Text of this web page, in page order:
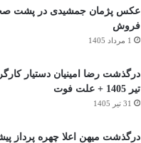
عکس پژمان جمشیدی در پشت
فروش
1 مرداد 1405
تیر 1405 + علت فوت
31 تیر 1405
درگذشت میهن اعلا چهره پرداز